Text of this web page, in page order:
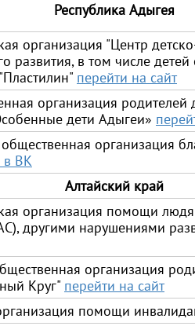
Республика Адыгея
организация "Центр
развития, в том числе
перейти на сайт
организация родителей
дети Адыгеи»
организация
в ВК
Алтайский край
организация помощи
другими нарушениями
организация
Круг" перейти на сайт
помощи